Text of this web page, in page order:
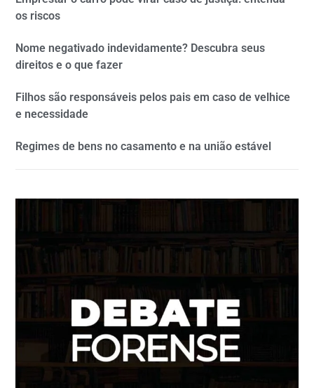
os riscos
Nome negativado indevidamente? Descubra seus
direitos e o que fazer
Filhos são responsáveis pelos pais em caso de velhice
e necessidade
Regimes de bens no casamento e na união estável